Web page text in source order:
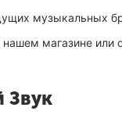
музыкальных
магазине или
Звук